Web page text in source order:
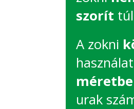
szorít
A zokni
urak